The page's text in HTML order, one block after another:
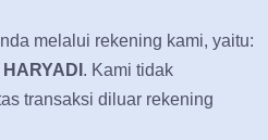
melalui rekening kami, yaitu:
. Kami tidak
transaksi diluar rekening